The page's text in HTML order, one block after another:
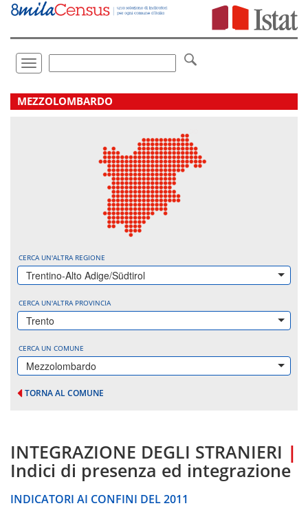
Vai
direttamente
Toggle
navigation
.
MEZZOLOMBARDO
CERCA UN'ALTRA REGIONE
Trentino-Alto Adige/Südtirol
CERCA UN'ALTRA PROVINCIA
Trento
CERCA UN COMUNE
Mezzolombardo
TORNA AL COMUNE
INTEGRAZIONE DEGLI STRANIERI |
Indici di presenza ed integrazione
INDICATORI AI CONFINI DEL 2011